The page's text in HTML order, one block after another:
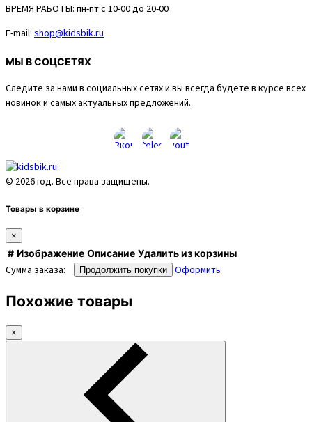
ВРЕМЯ РАБОТЫ: пн-пт с 10-00 до 20-00
E-mail: shop@kidsbik.ru
МЫ В СОЦСЕТЯХ
Следите за нами в социальных сетях и вы всегда будете в курсе всех
новинок и самых актуальных предложений.
© 2026 год. Все права защищены.
Товары в корзине
×
# Изображение Описание Удалить из корзины
Сумма заказа: Продолжить покупки Оформить
Похожие товары
×